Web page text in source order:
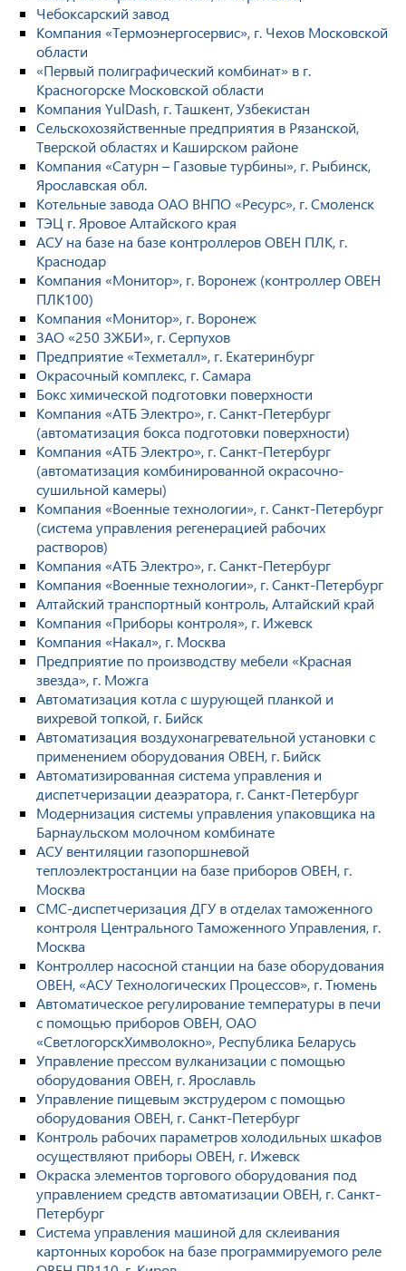
Чебоксарский завод
Компания «Термоэнергосервис», г. Чехов Московской
области
«Первый полиграфический комбинат» в г.
Красногорске Московской области
Компания YulDash, г. Ташкент, Узбекистан
Сельскохозяйственные предприятия в Рязанской,
Тверской областях и Каширском районе
Компания «Сатурн – Газовые турбины», г. Рыбинск,
Ярославская обл.
Котельные завода ОАО ВНПО «Ресурс», г. Смоленск
ТЭЦ г. Яровое Алтайского края
АСУ на базе на базе контроллеров ОВЕН ПЛК, г.
Краснодар
Компания «Монитор», г. Воронеж (контроллер ОВЕН
ПЛК100)
Компания «Монитор», г. Воронеж
ЗАО «250 ЗЖБИ», г. Серпухов
Предприятие «Техметалл», г. Екатеринбург
Окрасочный комплекс, г. Самара
Бокс химической подготовки поверхности
Компания «АТБ Электро», г. Санкт-Петербург
(автоматизация бокса подготовки поверхности)
Компания «АТБ Электро», г. Санкт-Петербург
(автоматизация комбинированной окрасочно-
сушильной камеры)
Компания «Военные технологии», г. Санкт-Петербург
(система управления регенерацией рабочих
растворов)
Компания «АТБ Электро», г. Санкт-Петербург
Компания «Военные технологии», г. Санкт-Петербург
Алтайский транспортный контроль, Алтайский край
Компания «Приборы контроля», г. Ижевск
Компания «Накал», г. Москва
Предприятие по производству мебели «Красная
звезда», г. Можга
Автоматизация котла с шурующей планкой и
вихревой топкой, г. Бийск
Автоматизация воздухонагревательной установки с
применением оборудования ОВЕН, г. Бийск
Автоматизированная система управления и
диспетчеризации деаэратора, г. Санкт-Петербург
Модернизация системы управления упаковщика на
Барнаульском молочном комбинате
АСУ вентиляции газопоршневой
теплоэлектростанции на базе приборов ОВЕН, г.
Москва
СМС-диспетчеризация ДГУ в отделах таможенного
контроля Центрального Таможенного Управления, г.
Москва
Контроллер насосной станции на базе оборудования
ОВЕН, «АСУ Технологических Процессов», г. Тюмень
Автоматическое регулирование температуры в печи
с помощью приборов ОВЕН, ОАО
«СветлогорскХимволокно», Республика Беларусь
Управление прессом вулканизации с помощью
оборудования ОВЕН, г. Ярославль
Управление пищевым экструдером с помощью
оборудования ОВЕН, г. Санкт-Петербург
Контроль рабочих параметров холодильных шкафов
осуществляют приборы ОВЕН, г. Ижевск
Окраска элементов торгового оборудования под
управлением средств автоматизации ОВЕН, г. Санкт-
Петербург
Система управления машиной для склеивания
картонных коробок на базе программируемого реле